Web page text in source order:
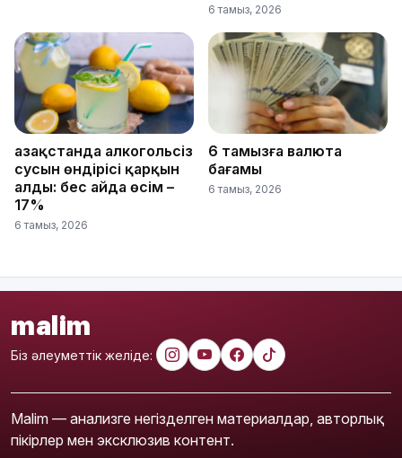
6 тамыз, 2026
Қазақстанда алкогольсіз
сусын өндірісі қарқын
алды: бес айда өсім –
17%
6 тамыз, 2026
6 тамызға валюта
бағамы
6 тамыз, 2026
malim
Біз әлеуметтік желіде:
Malim — анализге негізделген материалдар, авторлық
пікірлер мен эксклюзив контент.